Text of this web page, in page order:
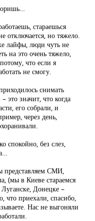
стараешься
отключается, но тяжело.
лайфы, люди чуть не
на это очень тяжело,
что если я
не смогу.
снимать
это значит, что когда
его собрали, и
через день,
спокойно, без слез,
представляем СМИ,
(мы в Киеве стараемся
Донецке –
что приехали, спасибо,
Нас не выгоняли